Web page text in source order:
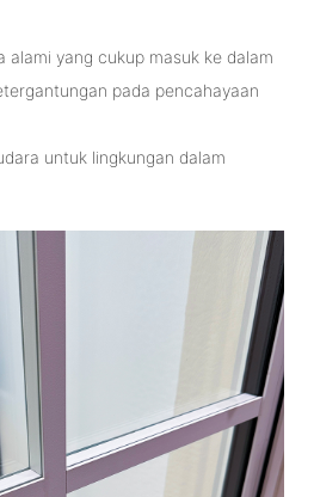
alami yang cukup masuk ke dalam
pada pencahayaan
untuk lingkungan dalam